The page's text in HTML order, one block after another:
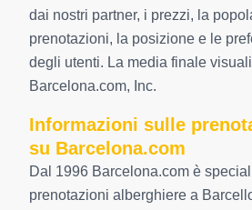
dai nostri partner, i prezzi, la
prenotazioni, la posizione e le
degli utenti. La media finale
Barcelona.com, Inc.
Informazioni sulle
su Barcelona.com
Dal 1996 Barcelona.com è
prenotazioni alberghiere a